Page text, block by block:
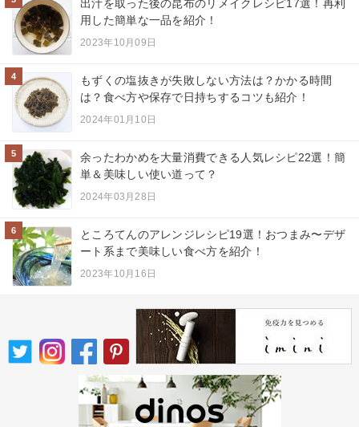
出汁を取った後の昆布のリメイクレシピ17選！再利
用した簡単な一品を紹介！
2023年10月09日
4
もずくの塩抜きが失敗しない方法は？かかる時間
は？食べ方や保存で日持ちするコツも紹介！
2024年01月10日
5
余ったわかめを大量消費できる人気レシピ22選！簡
単＆美味しい使い道って？
2024年03月28日
6
ところてんのアレンジレシピ19選！おつまみ〜デザ
ート系まで美味しい食べ方を紹介！
2023年10月16日